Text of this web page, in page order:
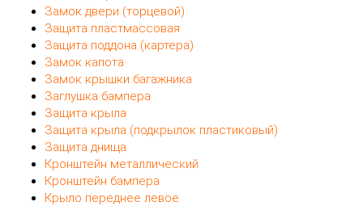
Замок двери (торцевой)
Защита пластмассовая
Защита поддона (картера)
Замок капота
Замок крышки багажника
Заглушка бампера
Защита крыла
Защита крыла (подкрылок пластиковый)
Защита днища
Кронштейн металлический
Кронштейн бампера
Крыло переднее левое